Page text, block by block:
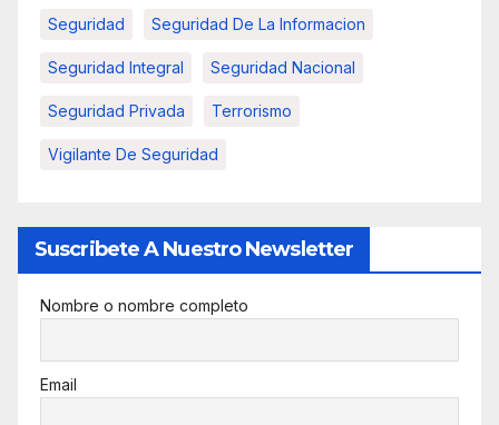
Seguridad Seguridad De La Informacion
Seguridad Integral Seguridad Nacional
Seguridad Privada Terrorismo
Vigilante De Seguridad
Suscribete A Nuestro Newsletter
Nombre o nombre completo
Email